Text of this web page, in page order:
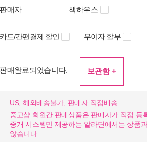
판매자
책하우스
카드/간편결제 할인 무이자 할부
판매완료되었습니다. 보관함 +
US, 해외배송불가, 판매자 직접배송
중고샵 회원간 판매상품은 판매자가 직접 등
중개 시스템만 제공하는 알라딘에서는 상품
않습니다.